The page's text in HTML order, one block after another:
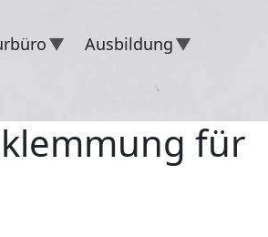
Ausbildung
für